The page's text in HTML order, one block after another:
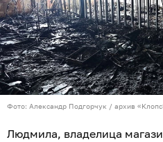
Фото: Александр Подгорчук / архив
Людмила, владелица